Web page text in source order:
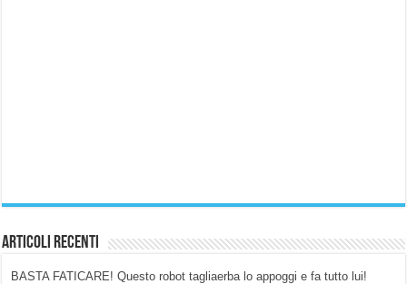
Articoli Recenti
BASTA FATICARE! Questo robot tagliaerba lo appoggi e fa tutto lui!